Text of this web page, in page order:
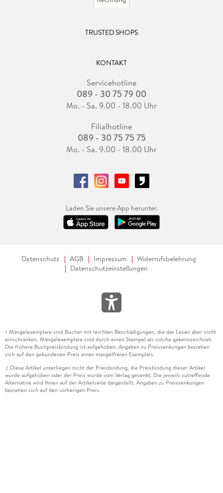
TRUSTED SHOPS
KONTAKT
Servicehotline
089 - 30 75 79 00
Mo. - Sa. 9.00 - 18.00 Uhr
Filialhotline
089 - 30 75 75 75
Mo. - Sa. 9.00 - 18.00 Uhr
Laden Sie unsere App herunter.
Datenschutz AGB Impressum
Widerrufsbelehrung
Datenschutzeinstellungen
1 Mängelexemplare sind Bücher mit leichten Beschädigungen, die das Lesen aber nicht
einschränken. Mängelexemplare sind durch einen Stempel als solche gekennzeichnet.
Die frühere Buchpreisbindung ist aufgehoben. Angaben zu Preissenkungen beziehen
sich auf den gebundenen Preis eines mangelfreien Exemplars.
2 Diese Artikel unterliegen nicht der Preisbindung, die Preisbindung dieser Artikel
wurde aufgehoben oder der Preis wurde vom Verlag gesenkt. Die jeweils zutreffende
Alternative wird Ihnen auf der Artikelseite dargestellt. Angaben zu Preissenkungen
beziehen sich auf den vorherigen Preis.